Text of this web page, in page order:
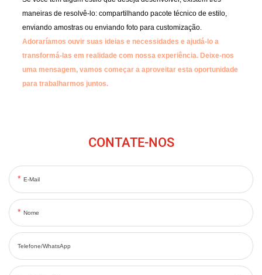
maneiras de resolvê-lo: compartilhando pacote técnico de estilo,
enviando amostras ou enviando foto para customização.
Adoraríamos ouvir suas ideias e necessidades e ajudá-lo a
transformá-las em realidade com nossa experiência.Deixe-nos
uma mensagem, vamos começar a aproveitar esta oportunidade
para trabalharmos juntos.
CONTATE-NOS
E-Mail
Nome
Telefone/WhatsApp